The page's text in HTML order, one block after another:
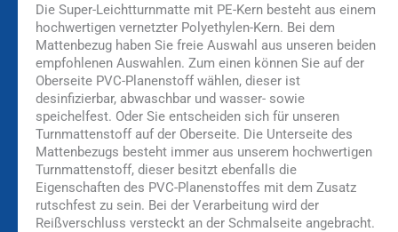
Die Super-Leichtturnmatte mit PE-Kern besteht aus einem
hochwertigen vernetzter Polyethylen-Kern. Bei dem
Mattenbezug haben Sie freie Auswahl aus unseren beiden
empfohlenen Auswahlen. Zum einen können Sie auf der
Oberseite PVC-Planenstoff wählen, dieser ist
desinfizierbar, abwaschbar und wasser- sowie
speichelfest. Oder Sie entscheiden sich für unseren
Turnmattenstoff auf der Oberseite. Die Unterseite des
Mattenbezugs besteht immer aus unserem hochwertigen
Turnmattenstoff, dieser besitzt ebenfalls die
Eigenschaften des PVC-Planenstoffes mit dem Zusatz
rutschfest zu sein. Bei der Verarbeitung wird der
Reißverschluss versteckt an der Schmalseite angebracht.